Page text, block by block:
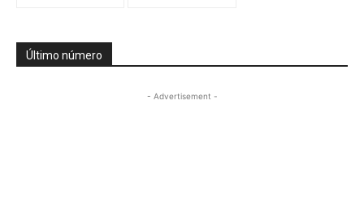
Último número
- Advertisement -